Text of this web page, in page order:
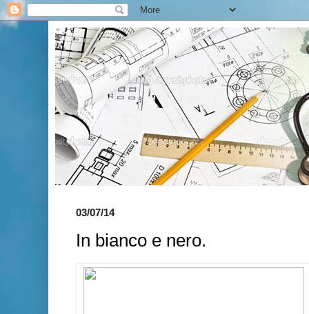
03/07/14
In bianco e nero.